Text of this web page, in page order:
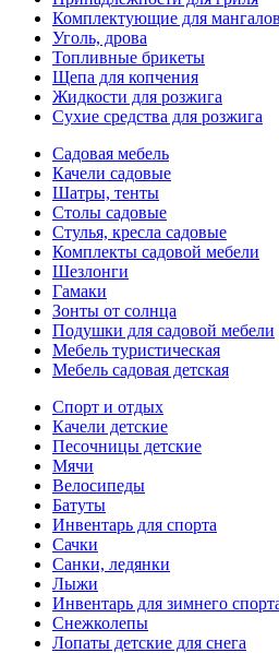
Комплектующие для
Уголь, дрова
Топливные брикеты
Щепа для копчения
Жидкости для розжига
Сухие средства для розжига
Садовая мебель
Качели садовые
Шатры, тенты
Столы садовые
Стулья, кресла садовые
Комплекты садовой мебели
Шезлонги
Гамаки
Зонты от солнца
Подушки для садовой мебели
Мебель туристическая
Мебель садовая детская
Спорт и отдых
Качели детские
Песочницы детские
Мячи
Велосипеды
Батуты
Инвентарь для спорта
Сачки
Санки, ледянки
Лыжи
Инвентарь для зимнего
Снежколепы
Лопаты детские для снега